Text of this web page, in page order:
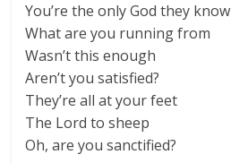
You’re the only God they know
What are you running from
Wasn’t this enough
Aren’t you satisfied?
They’re all at your feet
The Lord to sheep
Oh, are you sanctified?